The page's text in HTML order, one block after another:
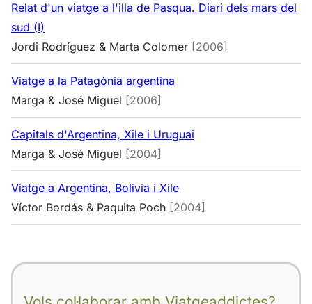
Relat d'un viatge a l'illa de Pasqua. Diari dels mars del
sud (I)
Jordi Rodríguez & Marta Colomer [2006]
Viatge a la Patagònia argentina
Marga & José Miguel [2006]
Capitals d'Argentina, Xile i Uruguai
Marga & José Miguel [2004]
Viatge a Argentina, Bolivia i Xile
Víctor Bordás & Paquita Poch [2004]